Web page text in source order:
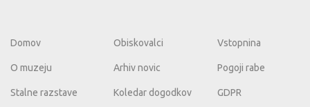
Domov
O muzeju
Stalne razstave
Obiskovalci
Arhiv novic
Koledar dogodkov
Vstopnina
Pogoji rabe
GDPR